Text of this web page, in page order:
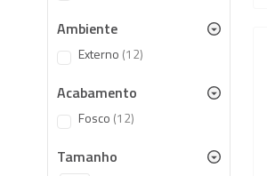
Ambiente
Externo 12items
Acabamento
Fosco 12items
Tamanho